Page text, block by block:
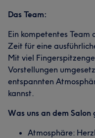
Das Team:
Ein kompetentes Team
Zeit für eine
Mit viel
Vorstellungen
entspannten
kannst.
Was uns an dem Salon
Atmosphäre: